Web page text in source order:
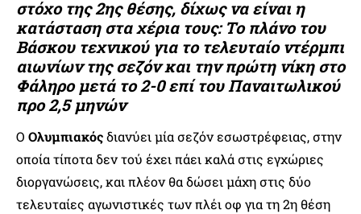
στόχο της 2ης θέσης, δίχως να είναι η
κατάσταση στα χέρια τους: Το πλάνο του
Βάσκου τεχνικού για το τελευταίο ντέρμπι
αιωνίων της σεζόν και την πρώτη νίκη στο
Φάληρο μετά το 2-0 επί του Παναιτωλικού
προ 2,5 μηνών
Ο Ολυμπιακόςδιανύει μία σεζόν εσωστρέφειας, στην
οποία τίποτα δεν τού έχει πάει καλά στις εγχώριες
διοργανώσεις, και πλέον θα δώσει μάχη στις δύο
τελευταίες αγωνιστικές των πλέι οφ για τη 2η θέση